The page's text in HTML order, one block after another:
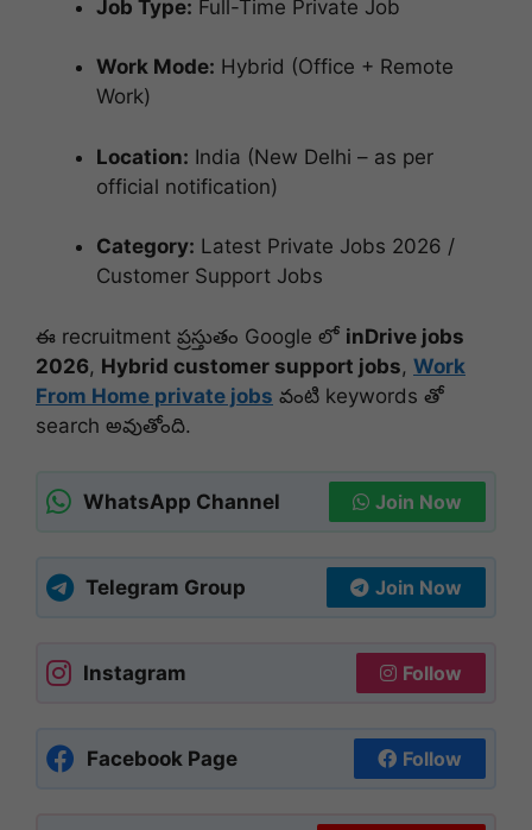
Job Type: Full-Time Private Job
Work Mode: Hybrid (Office + Remote
Work)
Location: India (New Delhi – as per
official notification)
Category: Latest Private Jobs 2026 /
Customer Support Jobs
ఈ recruitment ప్రస్తుతం Google లో inDrive jobs
2026, Hybrid customer support jobs, Work
From Home private jobs వంటి keywords తో
search అవుతోంది.
WhatsApp Channel Join Now
Telegram Group Join Now
Instagram Follow
Facebook Page Follow